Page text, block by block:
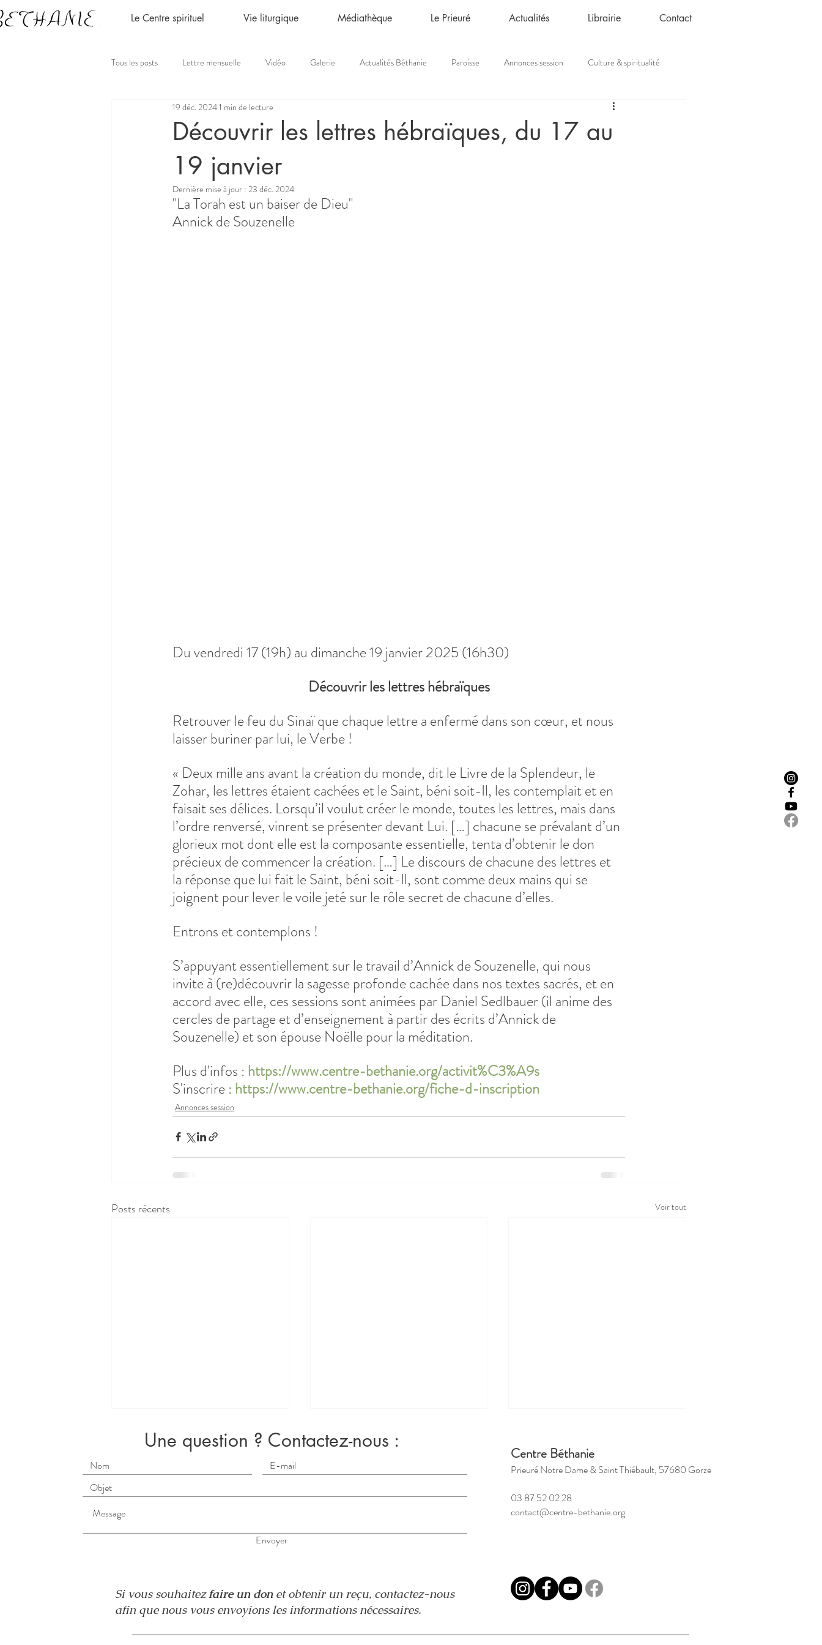
Le Centre spirituel Vie liturgique Médiathèque Le Prieuré Actualités Librairie Contact
Tous les posts Lettre mensuelle Vidéo Galerie Actualités Béthanie Paroisse Annonces session Culture & spiritualité
Découvrir les lettres hébraïques, du 17 au
19 janvier
19 déc. 20241 min de lecture
Dernière mise à jour : 23 déc. 2024
"La Torah est un baiser de Dieu"
Annick de Souzenelle
Du vendredi 17 (19h) au dimanche 19 janvier 2025 (16h30)
Découvrir les lettres hébraïques
Retrouver le feu du Sinaï que chaque lettre a enfermé dans son cœur, et nous
laisser buriner par lui, le Verbe !
« Deux mille ans avant la création du monde, dit le Livre de la Splendeur, le
Zohar, les lettres étaient cachées et le Saint, béni soit-Il, les contemplait et en
faisait ses délices. Lorsqu’il voulut créer le monde, toutes les lettres, mais dans
l’ordre renversé, vinrent se présenter devant Lui. […] chacune se prévalant d’un
glorieux mot dont elle est la composante essentielle, tenta d’obtenir le don
précieux de commencer la création. […] Le discours de chacune des lettres et
la réponse que lui fait le Saint, béni soit-Il, sont comme deux mains qui se
joignent pour lever le voile jeté sur le rôle secret de chacune d’elles.
Entrons et contemplons !
S’appuyant essentiellement sur le travail d’Annick de Souzenelle, qui nous
invite à (re)découvrir la sagesse profonde cachée dans nos textes sacrés, et en
accord avec elle, ces sessions sont animées par Daniel Sedlbauer (il anime des
cercles de partage et d’enseignement à partir des écrits d’Annick de
Souzenelle) et son épouse Noëlle pour la méditation.
Plus d'infos : https://www.centre-bethanie.org/activit%C3%A9s
S'inscrire : https://www.centre-bethanie.org/fiche-d-inscription
Annonces session
Posts récents Voir tout
Stage d'eutonie, do in &
méditation, 30 mai -1er juin
Hara : L'art de construire sa
Une question ? Contactez-nous :
Envoyer
Centre Béthanie
Prieuré Notre Dame & Saint Thiébault, 57680 Gorze
03 87 52 02 28
contact@centre-bethanie.org
Si vous souhaitezfaire un don et obtenir un reçu, contactez-nous
afin que nous vous envoyions les informations nécessaires.